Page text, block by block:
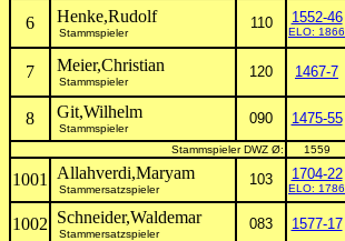
6 Henke,Rudolf
Stammspieler
110 1552-46
ELO: 1866
7 Meier,Christian
Stammspieler
120 1467-7
8 Git,Wilhelm
Stammspieler
090 1475-55
Stammspieler DWZ Ø: 1559
1001 Allahverdi,Maryam
Stammersatzspieler
103 1704-22
ELO: 1786
1002 Schneider,Waldemar
Stammersatzspieler
083 1577-17